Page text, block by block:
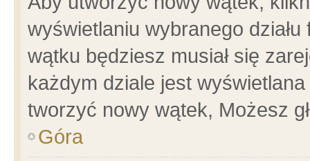
wyświetlaniu wybranego
wątku będziesz musiał się
każdym dziale jest
tworzyć nowy wątek, Możesz
Góra